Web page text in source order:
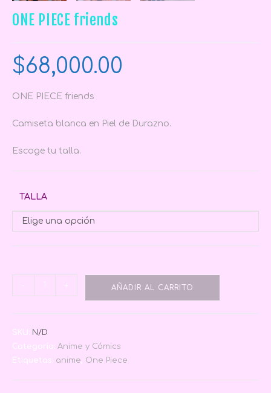
ONE PIECE friends
$68,000.00
ONE PIECE friends
Camiseta blanca en Piel de Durazno.
Escoge tu talla.
TALLA
Elige una opción
- + AÑADIR AL CARRITO
SKU:
N/D
Categoría: Anime y Cómics
Etiquetas: anime One Piece